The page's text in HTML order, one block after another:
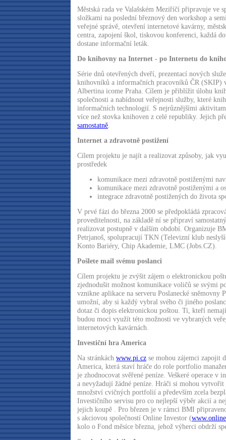
Městská rada ve Valašském Meziříčí připravuje ve
složkami na poslední březnový den workshop a
veřejné správě, otevření internetové kavárny,
centra, zapojení škol, tiskovou konferenci, každá
dostane informační leták.
Do knihovny na Internet - po Internetu do
Série dnů otevřených dveří, prezentací nových
knihovníků a informačních pracovníků ČR (SKIP)
Albertina icome Praha. Cílem je přiblížit úlohu
společnosti a nabídnout veřejnosti služby, které
informačních technologií. S nejrůznějšími
více než stovka knihoven z celé republiky. Jejich
samostatně
Internet a zdravotně postižení
Cílem projektu je najít a realizovat způsoby, jak
prostředek
komunikace mezi zdravotně postiženými
komunikace mezi zdravotně postiženými a
integrace zdravotně postižených do života
V prvé fázi do března 2000 se předpokládá
proveditelnosti, na základě ní se připraví
realizovat postupně v dalším období. Organizuje
Petrjanoš, spolupracují TKN (Televizní klub
Konto Bariéry, Chip Akademie, LMC (Jobs.CZ).
Pošlete mail svému poslanci
Cílem projektu je zvýšit zájem o elektronickou
zjednodušit možnost komunikace voličů se svými
vznikne aplikace na serveru Poslanecké sněmovny
umožní, aby si každý vybral svého či jiného
dotaz či dopis elektronickou poštou. Ti, kteří
budou moci využít této možnosti ve vybraných
internetových kavárnách.
Investiční hra America
Na stránkách www.pi.cz se mohou zájemci zapojit
America, která staví hráče do role portfolio
je zhodnocovat svěřené peníze. Veškeré operace
a nevyžadují žádné peníze. Hráči si mohou
množství cvičných portfolií a především zcela
Investičního servisu pro co nejlepší výběr akcií a
jejich koupě . Pro březen je v rámci BMI
s akciovou společností Online Investor (
kolo o Fond měsíce března, jehož výherci obdrží